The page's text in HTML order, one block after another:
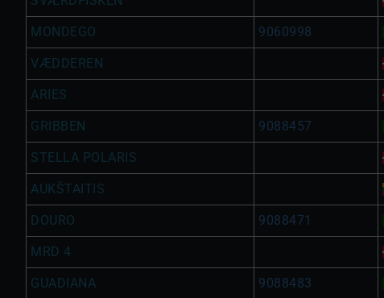
MONDEGO 9060998
VÆDDEREN
ARIES
GRIBBEN 9088457
STELLA POLARIS
AUKŠTAITIS
DOURO 9088471
MRD 4
GUADIANA 9088483